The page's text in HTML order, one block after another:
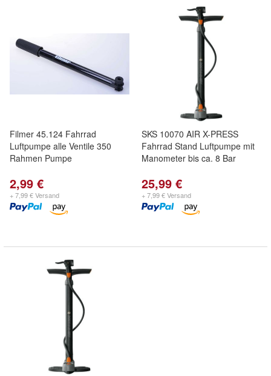
Filmer 45.124 Fahrrad
Luftpumpe alle Ventile 350
Rahmen Pumpe
2,99 €
+ 7,99 € Versand
SKS 10070 AIR X-PRESS
Fahrrad Stand Luftpumpe mit
Manometer bis ca. 8 Bar
25,99 €
+ 7,99 € Versand